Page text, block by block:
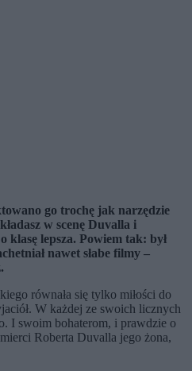
go trochę jak narzędzie
w scenę Duvalla i
klasę lepsza. Powiem tak: był
nawet słabe filmy –
równała się tylko miłości do
W każdej ze swoich licznych
I swoim bohaterom, i prawdzie o
Roberta Duvalla jego żona,